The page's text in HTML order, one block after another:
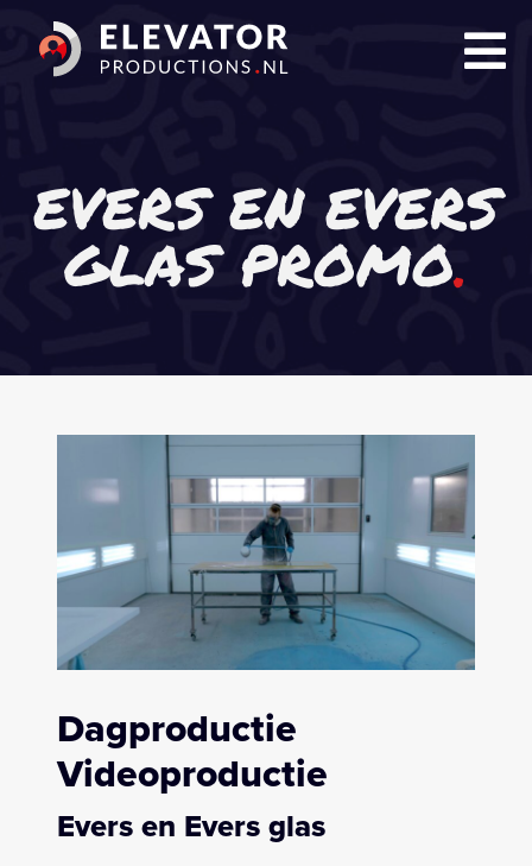
EVERS EN EVERS
GLAS PROMO
Dagproductie
Videoproductie
Evers en Evers glas
Film
Portfolio
Co-creatie
Over ons